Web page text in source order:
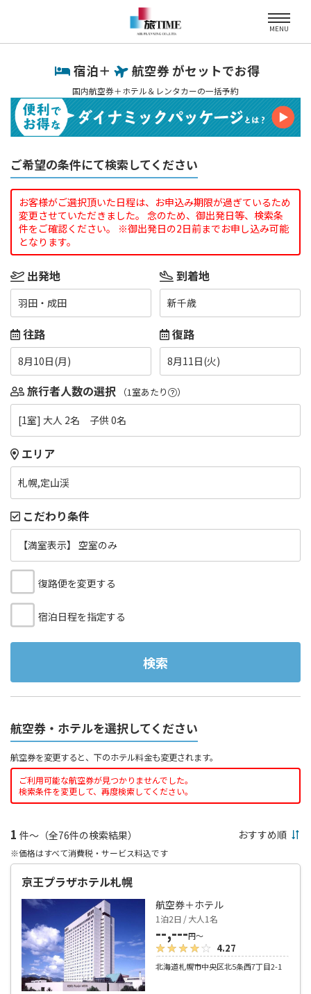
MENU
宿泊＋ 航空券 がセットでお得
国内航空券＋ホテル＆レンタカーの一括予約
ご希望の条件にて検索してください
お客様がご選択頂いた日程は、お申込み期限が過ぎているため
変更させていただきました。 念のため、御出発日等、検索条
件をご確認ください。 ※御出発日の2日前までお申し込み可能
となります。
出発地
羽田・成田
到着地
新千歳
往路
8月10日(月)
復路
8月11日(火)
旅行者人数の選択 （1室あたり ）
[1室] 大人 2名 子供 0名
エリア
札幌,定山渓
こだわり条件
【満室表示】 空室のみ
復路便を変更する
宿泊日程を指定する
検索
航空券・ホテルを選択してください
航空券を変更すると、下のホテル料金も変更されます。
ご利用可能な航空券が見つかりませんでした。
検索条件を変更して、再度検索してください。
1 件～（全76件の検索結果）
※価格はすべて消費税・サービス料込です
京王プラザホテル札幌
航空券＋ホテル
1泊2日 / 大人1名
--,---円～
4.27
北海道札幌市中央区北5条西7丁目2-1